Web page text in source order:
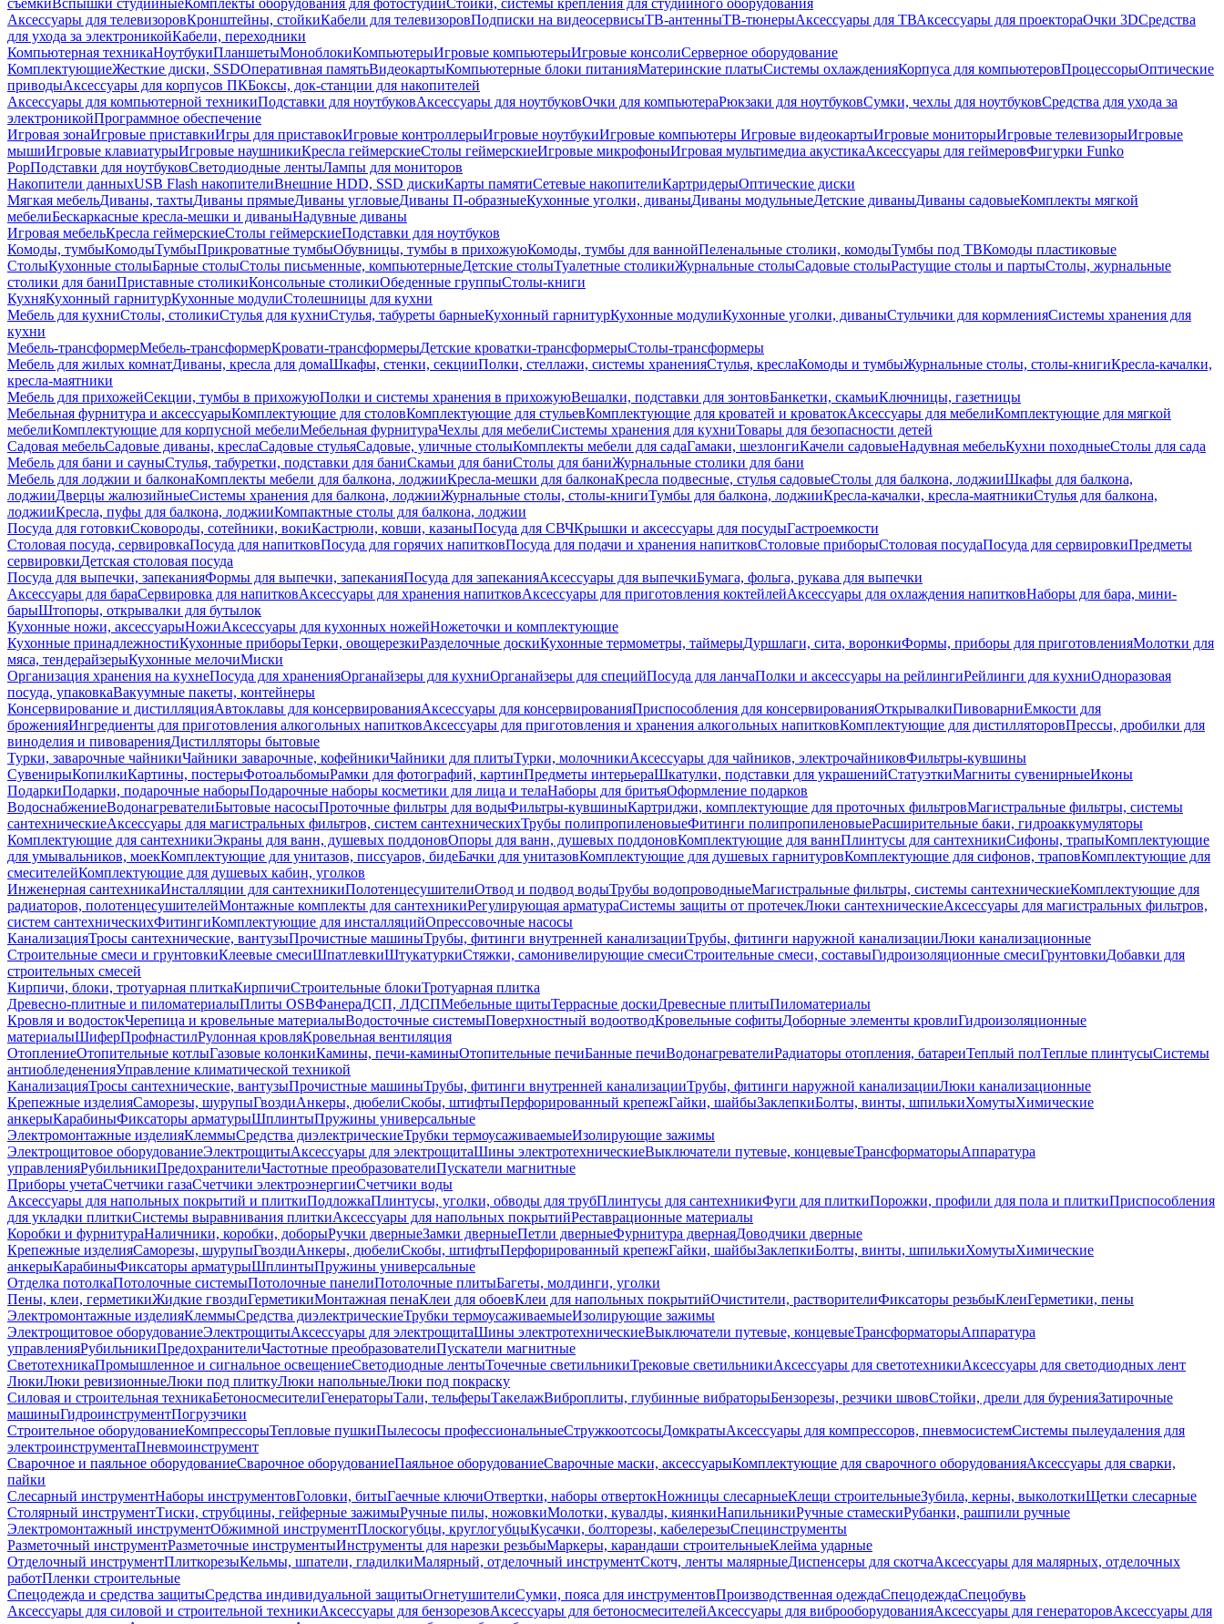
съемкиВспышки студийныеКомплекты оборудования для фотостудииСтойки, системы крепления для студийного оборудования
Аксессуары для телевизоровКронштейны, стойкиКабели для телевизоровПодписки на видеосервисыТВ-антенныТВ-тюнерыАксессуары для ТВАксессуары для проектораОчки 3DСредства
для ухода за электроникойКабели, переходники
Компьютерная техникаНоутбукиПланшетыМоноблокиКомпьютерыИгровые компьютерыИгровые консолиСерверное оборудование
КомплектующиеЖесткие диски, SSDОперативная памятьВидеокартыКомпьютерные блоки питанияМатеринские платыСистемы охлажденияКорпуса для компьютеровПроцессорыОптические
приводыАксессуары для корпусов ПКБоксы, док-станции для накопителей
Аксессуары для компьютерной техникиПодставки для ноутбуковАксессуары для ноутбуковОчки для компьютераРюкзаки для ноутбуковСумки, чехлы для ноутбуковСредства для ухода за
электроникойПрограммное обеспечение
Игровая зонаИгровые приставкиИгры для приставокИгровые контроллерыИгровые ноутбукиИгровые компьютеры Игровые видеокартыИгровые мониторыИгровые телевизорыИгровые
мышиИгровые клавиатурыИгровые наушникиКресла геймерскиеСтолы геймерскиеИгровые микрофоныИгровая мультимедиа акустикаАксессуары для геймеровФигурки Funko
PopПодставки для ноутбуковСветодиодные лентыЛампы для мониторов
Накопители данныхUSB Flash накопителиВнешние HDD, SSD дискиКарты памятиСетевые накопителиКартридерыОптические диски
Мягкая мебельДиваны, тахтыДиваны прямыеДиваны угловыеДиваны П-образныеКухонные уголки, диваныДиваны модульныеДетские диваныДиваны садовыеКомплекты мягкой
мебелиБескаркасные кресла-мешки и диваныНадувные диваны
Игровая мебельКресла геймерскиеСтолы геймерскиеПодставки для ноутбуков
Комоды, тумбыКомодыТумбыПрикроватные тумбыОбувницы, тумбы в прихожуюКомоды, тумбы для ваннойПеленальные столики, комодыТумбы под ТВКомоды пластиковые
СтолыКухонные столыБарные столыСтолы письменные, компьютерныеДетские столыТуалетные столикиЖурнальные столыСадовые столыРастущие столы и партыСтолы, журнальные
столики для баниПриставные столикиКонсольные столикиОбеденные группыСтолы-книги
КухняКухонный гарнитурКухонные модулиСтолешницы для кухни
Мебель для кухниСтолы, столикиСтулья для кухниСтулья, табуреты барныеКухонный гарнитурКухонные модулиКухонные уголки, диваныСтульчики для кормленияСистемы хранения для
кухни
Мебель-трансформерМебель-трансформерКровати-трансформерыДетские кроватки-трансформерыСтолы-трансформеры
Мебель для жилых комнатДиваны, кресла для домаШкафы, стенки, секцииПолки, стеллажи, системы храненияСтулья, креслаКомоды и тумбыЖурнальные столы, столы-книгиКресла-качалки,
кресла-маятники
Мебель для прихожейСекции, тумбы в прихожуюПолки и системы хранения в прихожуюВешалки, подставки для зонтовБанкетки, скамьиКлючницы, газетницы
Мебельная фурнитура и аксессуарыКомплектующие для столовКомплектующие для стульевКомплектующие для кроватей и кроватокАксессуары для мебелиКомплектующие для мягкой
мебелиКомплектующие для корпусной мебелиМебельная фурнитураЧехлы для мебелиСистемы хранения для кухниТовары для безопасности детей
Садовая мебельСадовые диваны, креслаСадовые стульяСадовые, уличные столыКомплекты мебели для садаГамаки, шезлонгиКачели садовыеНадувная мебельКухни походныеСтолы для сада
Мебель для бани и сауныСтулья, табуретки, подставки для баниСкамьи для баниСтолы для баниЖурнальные столики для бани
Мебель для лоджии и балконаКомплекты мебели для балкона, лоджииКресла-мешки для балконаКресла подвесные, стулья садовыеСтолы для балкона, лоджииШкафы для балкона,
лоджииДверцы жалюзийныеСистемы хранения для балкона, лоджииЖурнальные столы, столы-книгиТумбы для балкона, лоджииКресла-качалки, кресла-маятникиСтулья для балкона,
лоджииКресла, пуфы для балкона, лоджииКомпактные столы для балкона, лоджии
Посуда для готовкиСковороды, сотейники, вокиКастрюли, ковши, казаныПосуда для СВЧКрышки и аксессуары для посудыГастроемкости
Столовая посуда, сервировкаПосуда для напитковПосуда для горячих напитковПосуда для подачи и хранения напитковСтоловые приборыСтоловая посудаПосуда для сервировкиПредметы
сервировкиДетская столовая посуда
Посуда для выпечки, запеканияФормы для выпечки, запеканияПосуда для запеканияАксессуары для выпечкиБумага, фольга, рукава для выпечки
Аксессуары для бараСервировка для напитковАксессуары для хранения напитковАксессуары для приготовления коктейлейАксессуары для охлаждения напитковНаборы для бара, мини-
барыШтопоры, открывалки для бутылок
Кухонные ножи, аксессуарыНожиАксессуары для кухонных ножейНожеточки и комплектующие
Кухонные принадлежностиКухонные приборыТерки, овощерезкиРазделочные доскиКухонные термометры, таймерыДуршлаги, сита, воронкиФормы, приборы для приготовленияМолотки для
мяса, тендерайзерыКухонные мелочиМиски
Организация хранения на кухнеПосуда для храненияОрганайзеры для кухниОрганайзеры для специйПосуда для ланчаПолки и аксессуары на рейлингиРейлинги для кухниОдноразовая
посуда, упаковкаВакуумные пакеты, контейнеры
Консервирование и дистилляцияАвтоклавы для консервированияАксессуары для консервированияПриспособления для консервированияОткрывалкиПивоварниЕмкости для
броженияИнгредиенты для приготовления алкогольных напитковАксессуары для приготовления и хранения алкогольных напитковКомплектующие для дистилляторовПрессы, дробилки для
виноделия и пивоваренияДистилляторы бытовые
Турки, заварочные чайникиЧайники заварочные, кофейникиЧайники для плитыТурки, молочникиАксессуары для чайников, электрочайниковФильтры-кувшины
СувенирыКопилкиКартины, постерыФотоальбомыРамки для фотографий, картинПредметы интерьераШкатулки, подставки для украшенийСтатуэткиМагниты сувенирныеИконы
ПодаркиПодарки, подарочные наборыПодарочные наборы косметики для лица и телаНаборы для бритьяОформление подарков
ВодоснабжениеВодонагревателиБытовые насосыПроточные фильтры для водыФильтры-кувшиныКартриджи, комплектующие для проточных фильтровМагистральные фильтры, системы
сантехническиеАксессуары для магистральных фильтров, систем сантехническихТрубы полипропиленовыеФитинги полипропиленовыеРасширительные баки, гидроаккумуляторы
Комплектующие для сантехникиЭкраны для ванн, душевых поддоновОпоры для ванн, душевых поддоновКомплектующие для ваннПлинтусы для сантехникиСифоны, трапыКомплектующие
для умывальников, моекКомплектующие для унитазов, писсуаров, бидеБачки для унитазовКомплектующие для душевых гарнитуровКомплектующие для сифонов, траповКомплектующие для
смесителейКомплектующие для душевых кабин, уголков
Инженерная сантехникаИнсталляции для сантехникиПолотенцесушителиОтвод и подвод водыТрубы водопроводныеМагистральные фильтры, системы сантехническиеКомплектующие для
радиаторов, полотенцесушителейМонтажные комплекты для сантехникиРегулирующая арматураСистемы защиты от протечекЛюки сантехническиеАксессуары для магистральных фильтров,
систем сантехническихФитингиКомплектующие для инсталляцийОпрессовочные насосы
КанализацияТросы сантехнические, вантузыПрочистные машиныТрубы, фитинги внутренней канализацииТрубы, фитинги наружной канализацииЛюки канализационные
Строительные смеси и грунтовкиКлеевые смесиШпатлевкиШтукатуркиСтяжки, самонивелирующие смесиСтроительные смеси, составыГидроизоляционные смесиГрунтовкиДобавки для
строительных смесей
Кирпичи, блоки, тротуарная плиткаКирпичиСтроительные блокиТротуарная плитка
Древесно-плитные и пиломатериалыПлиты OSBФанераДСП, ЛДСПМебельные щитыТеррасные доскиДревесные плитыПиломатериалы
Кровля и водостокЧерепица и кровельные материалыВодосточные системыПоверхностный водоотводКровельные софитыДоборные элементы кровлиГидроизоляционные
материалыШиферПрофнастилРулонная кровляКровельная вентиляция
ОтоплениеОтопительные котлыГазовые колонкиКамины, печи-каминыОтопительные печиБанные печиВодонагревателиРадиаторы отопления, батареиТеплый полТеплые плинтусыСистемы
антиобледененияУправление климатической техникой
КанализацияТросы сантехнические, вантузыПрочистные машиныТрубы, фитинги внутренней канализацииТрубы, фитинги наружной канализацииЛюки канализационные
Крепежные изделияСаморезы, шурупыГвоздиАнкеры, дюбелиСкобы, штифтыПерфорированный крепежГайки, шайбыЗаклепкиБолты, винты, шпилькиХомутыХимические
анкерыКарабиныФиксаторы арматурыШплинтыПружины универсальные
Электромонтажные изделияКлеммыСредства диэлектрическиеТрубки термоусаживаемыеИзолирующие зажимы
Электрощитовое оборудованиеЭлектрощитыАксессуары для электрощитаШины электротехническиеВыключатели путевые, концевыеТрансформаторыАппаратура
управленияРубильникиПредохранителиЧастотные преобразователиПускатели магнитные
Приборы учетаСчетчики газаСчетчики электроэнергииСчетчики воды
Аксессуары для напольных покрытий и плиткиПодложкаПлинтусы, уголки, обводы для трубПлинтусы для сантехникиФуги для плиткиПорожки, профили для пола и плиткиПриспособления
для укладки плиткиСистемы выравнивания плиткиАксессуары для напольных покрытийРеставрационные материалы
Коробки и фурнитураНаличники, коробки, доборыРучки дверныеЗамки дверныеПетли дверныеФурнитура двернаяДоводчики дверные
Крепежные изделияСаморезы, шурупыГвоздиАнкеры, дюбелиСкобы, штифтыПерфорированный крепежГайки, шайбыЗаклепкиБолты, винты, шпилькиХомутыХимические
анкерыКарабиныФиксаторы арматурыШплинтыПружины универсальные
Отделка потолкаПотолочные системыПотолочные панелиПотолочные плитыБагеты, молдинги, уголки
Пены, клеи, герметикиЖидкие гвоздиГерметикиМонтажная пенаКлеи для обоевКлеи для напольных покрытийОчистители, растворителиФиксаторы резьбыКлеиГерметики, пены
Электромонтажные изделияКлеммыСредства диэлектрическиеТрубки термоусаживаемыеИзолирующие зажимы
Электрощитовое оборудованиеЭлектрощитыАксессуары для электрощитаШины электротехническиеВыключатели путевые, концевыеТрансформаторыАппаратура
управленияРубильникиПредохранителиЧастотные преобразователиПускатели магнитные
СветотехникаПромышленное и сигнальное освещениеСветодиодные лентыТочечные светильникиТрековые светильникиАксессуары для светотехникиАксессуары для светодиодных лент
ЛюкиЛюки ревизионныеЛюки под плиткуЛюки напольныеЛюки под покраску
Силовая и строительная техникаБетоносмесителиГенераторыТали, тельферыТакелажВиброплиты, глубинные вибраторыБензорезы, резчики швовСтойки, дрели для буренияЗатирочные
машиныГидроинструментПогрузчики
Строительное оборудованиеКомпрессорыТепловые пушкиПылесосы профессиональныеСтружкоотсосыДомкратыАксессуары для компрессоров, пневмосистемСистемы пылеудаления для
электроинструментаПневмоинструмент
Сварочное и паяльное оборудованиеСварочное оборудованиеПаяльное оборудованиеСварочные маски, аксессуарыКомплектующие для сварочного оборудованияАксессуары для сварки,
пайки
Слесарный инструментНаборы инструментовГоловки, битыГаечные ключиОтвертки, наборы отвертокНожницы слесарныеКлещи строительныеЗубила, керны, выколоткиЩетки слесарные
Столярный инструментТиски, струбцины, гейферные зажимыРучные пилы, ножовкиМолотки, кувалды, киянкиНапильникиРучные стамескиРубанки, рашпили ручные
Электромонтажный инструментОбжимной инструментПлоскогубцы, круглогубцыКусачки, болторезы, кабелерезыСпецинструменты
Разметочный инструментРазметочные инструментыИнструменты для нарезки резьбыМаркеры, карандаши строительныеКлейма ударные
Отделочный инструментПлиткорезыКельмы, шпатели, гладилкиМалярный, отделочный инструментСкотч, ленты малярныеДиспенсеры для скотчаАксессуары для малярных, отделочных
работПленки строительные
Спецодежда и средства защитыСредства индивидуальной защитыОгнетушителиСумки, пояса для инструментовПроизводственная одеждаСпецодеждаСпецобувь
Аксессуары для силовой и строительной техникиАксессуары для бензорезовАксессуары для бетоносмесителейАксессуары для виброоборудованияАксессуары для генераторовАксессуары для